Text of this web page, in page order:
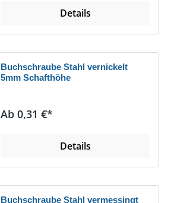
Details
Buchschraube Stahl vernickelt
5mm Schafthöhe
Regulärer Preis:
Ab 0,31 €*
Details
Buchschraube Stahl vermessingt